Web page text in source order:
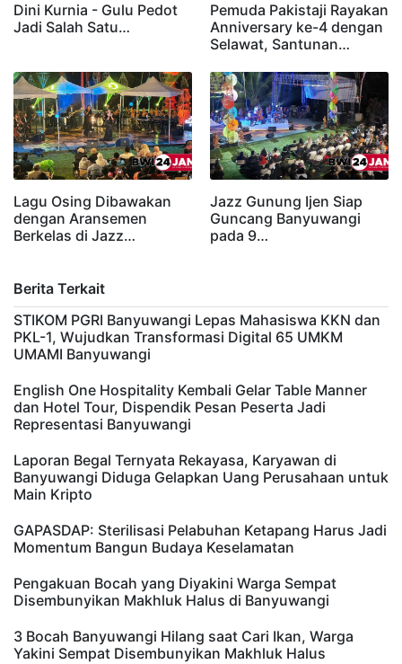
Dini Kurnia - Gulu Pedot
Jadi Salah Satu…
Pemuda Pakistaji Rayakan
Anniversary ke-4 dengan
Selawat, Santunan…
Lagu Osing Dibawakan
dengan Aransemen
Berkelas di Jazz…
Jazz Gunung Ijen Siap
Guncang Banyuwangi
pada 9…
Berita Terkait
STIKOM PGRI Banyuwangi Lepas Mahasiswa KKN dan
PKL-1, Wujudkan Transformasi Digital 65 UMKM
UMAMI Banyuwangi
English One Hospitality Kembali Gelar Table Manner
dan Hotel Tour, Dispendik Pesan Peserta Jadi
Representasi Banyuwangi
Laporan Begal Ternyata Rekayasa, Karyawan di
Banyuwangi Diduga Gelapkan Uang Perusahaan untuk
Main Kripto
GAPASDAP: Sterilisasi Pelabuhan Ketapang Harus Jadi
Momentum Bangun Budaya Keselamatan
Pengakuan Bocah yang Diyakini Warga Sempat
Disembunyikan Makhluk Halus di Banyuwangi
3 Bocah Banyuwangi Hilang saat Cari Ikan, Warga
Yakini Sempat Disembunyikan Makhluk Halus